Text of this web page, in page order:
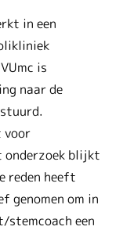
in een
is
naar de
voor
blijkt
reden heeft
genomen om in
stemcoach een